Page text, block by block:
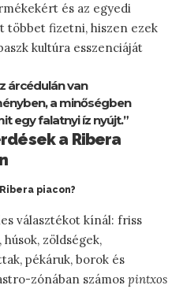
és az egyedi
többet fizetni, hiszen ezek
kultúra esszenciáját
árcédulán van
a minőségben
egy falatnyi íz nyújt.”
a Ribera
piacon?
választékot kínál: friss
zöldségek,
pékáruk, borok és
zónában számos pintxos